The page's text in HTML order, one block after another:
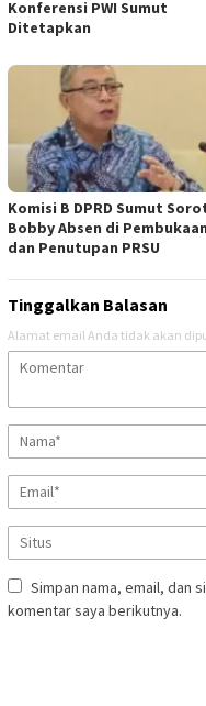
Konferensi PWI Sumut
Ditetapkan
Komisi B DPRD Sumut
Bobby Absen di Pembukaan
dan Penutupan PRSU
Tinggalkan Balasan
Alamat email Anda tidak akan
Simpan nama, email, dan
komentar saya berikutnya.